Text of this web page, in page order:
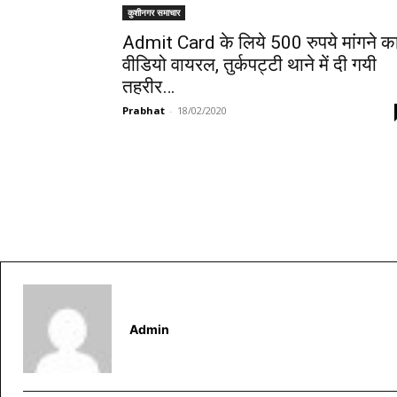
कुशीनगर समाचार
Admit Card के लिये ₹500 रुपये मांगने
वीडियो वायरल, तुर्कपट्टी थाने में दी गयी
तहरीर…
Prabhat - 18/02/2020
Admin